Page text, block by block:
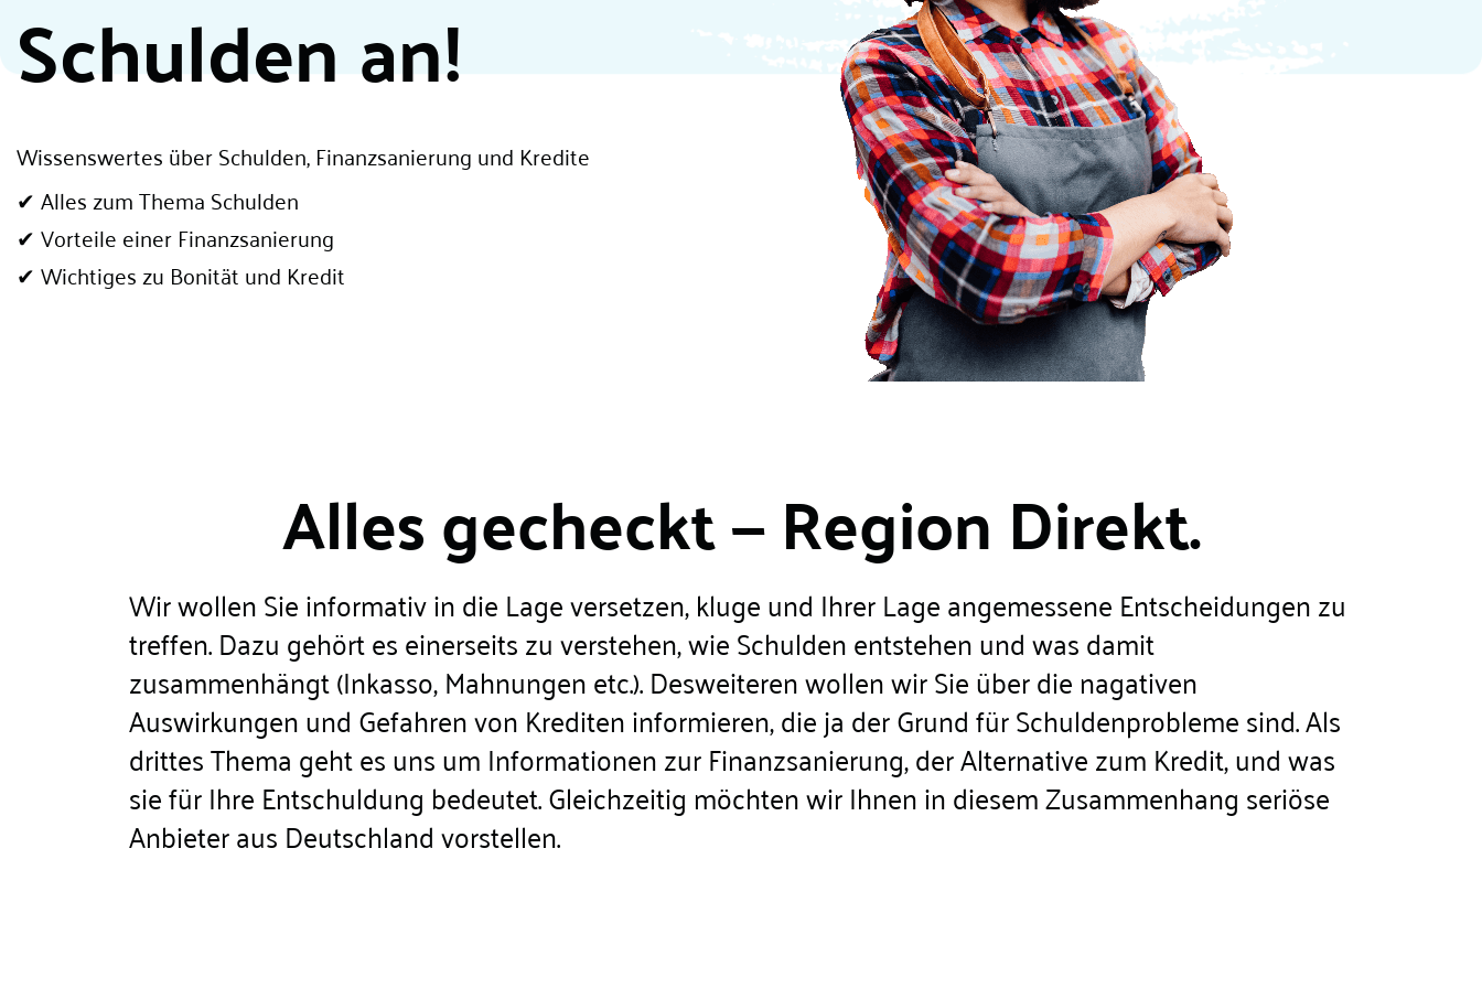
Schulden an!
Wissenswertes über Schulden, Finanzsanierung und Kredite
✔ Alles zum Thema Schulden
✔ Vorteile einer Finanzsanierung
✔ Wichtiges zu Bonität und Kredit
Alles gecheckt — Region Direkt.
Wir wollen Sie informativ in die Lage versetzen, kluge und Ihrer Lage angemessene Entscheidungen zu
treffen. Dazu gehört es einerseits zu verstehen, wie Schulden entstehen und was damit
zusammenhängt (Inkasso, Mahnungen etc.). Desweiteren wollen wir Sie über die nagativen
Auswirkungen und Gefahren von Krediten informieren, die ja der Grund für Schuldenprobleme sind. Als
drittes Thema geht es uns um Informationen zur Finanzsanierung, der Alternative zum Kredit, und was
sie für Ihre Entschuldung bedeutet. Gleichzeitig möchten wir Ihnen in diesem Zusammenhang seriöse
Anbieter aus Deutschland vorstellen.